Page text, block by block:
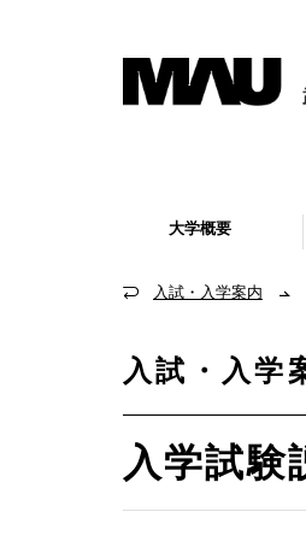
大学概要
入試・入学案内
入試・入学
入学試験